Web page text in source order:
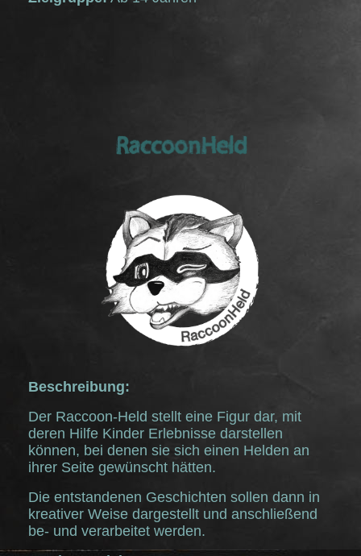
Beschreibung:
Der Raccoon-Held stellt eine Figur dar, mit
deren Hilfe Kinder Erlebnisse darstellen
können, bei denen sie sich einen Helden an
ihrer Seite gewünscht hätten.
Die entstandenen Geschichten sollen dann in
kreativer Weise dargestellt und anschließend
be- und verarbeitet werden.